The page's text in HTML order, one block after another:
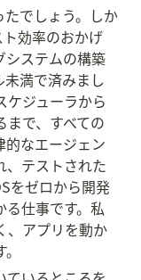
でしょう。しか
効率のおかげ
システムの構築
満で済みまし
ジューラから
まで、すべての
的なエージェン
、テストされた
をゼロから開発
仕事です。私
、アプリを動か